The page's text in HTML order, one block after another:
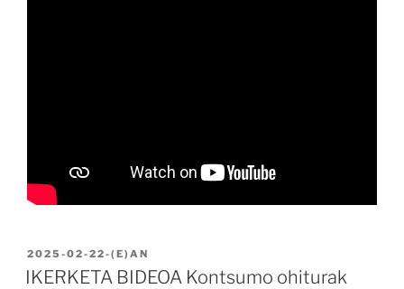
2025-02-22-(E)AN
IKERKETA BIDEOA Kontsumo ohiturak